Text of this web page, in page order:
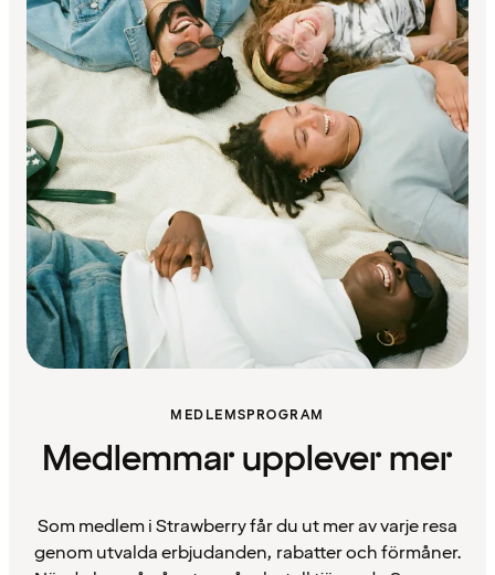
MEDLEMSPROGRAM
Medlemmar upplever mer
Som medlem i Strawberry får du ut mer av varje resa
genom utvalda erbjudanden, rabatter och förmåner.